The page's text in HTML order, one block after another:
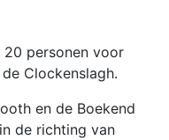
20 personen voor
Clockenslagh.
en de Boekend
de richting van